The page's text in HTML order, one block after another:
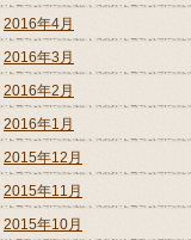
2016年4月
2016年3月
2016年2月
2016年1月
2015年12月
2015年11月
2015年10月